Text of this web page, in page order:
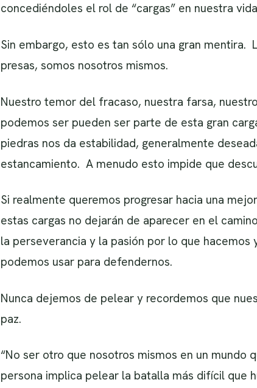
concediéndoles el rol de “cargas” en nuestra
Sin embargo, esto es tan sólo una gran mentira.
presas, somos nosotros mismos.
Nuestro temor del fracaso, nuestra farsa,
podemos ser pueden ser parte de esta gran
piedras nos da estabilidad, generalmente
estancamiento. A menudo esto impide que
Si realmente queremos progresar hacia una
estas cargas no dejarán de aparecer en el
la perseverancia y la pasión por lo que
podemos usar para defendernos.
Nunca dejemos de pelear y recordemos que
paz.
“No ser otro que nosotros mismos en un
persona implica pelear la batalla más difícil que